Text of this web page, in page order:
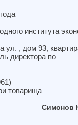
института
ул. , дом 93,
директора по
товарища
Симонов